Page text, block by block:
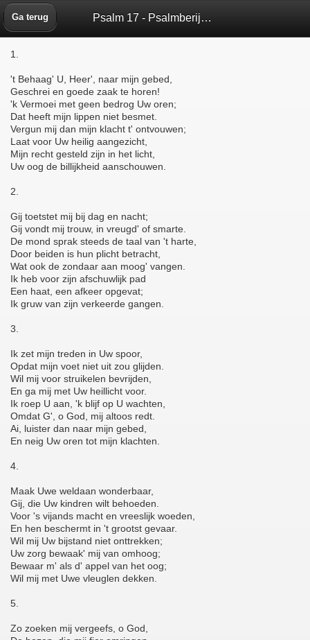
Ga terug Psalm 17 - Psalmberijming 1773 - Bijbelbox
1.
't Behaag' U, Heer', naar mijn gebed,
Geschrei en goede zaak te horen!
'k Vermoei met geen bedrog Uw oren;
Dat heeft mijn lippen niet besmet.
Vergun mij dan mijn klacht t' ontvouwen;
Laat voor Uw heilig aangezicht,
Mijn recht gesteld zijn in het licht,
Uw oog de billijkheid aanschouwen.
2.
Gij toetstet mij bij dag en nacht;
Gij vondt mij trouw, in vreugd' of smarte.
De mond sprak steeds de taal van 't harte,
Door beiden is hun plicht betracht,
Wat ook de zondaar aan moog' vangen.
Ik heb voor zijn afschuwlijk pad
Een haat, een afkeer opgevat;
Ik gruw van zijn verkeerde gangen.
3.
Ik zet mijn treden in Uw spoor,
Opdat mijn voet niet uit zou glijden.
Wil mij voor struikelen bevrijden,
En ga mij met Uw heillicht voor.
Ik roep U aan, 'k blijf op U wachten,
Omdat G', o God, mij altoos redt.
Ai, luister dan naar mijn gebed,
En neig Uw oren tot mijn klachten.
4.
Maak Uwe weldaan wonderbaar,
Gij, die Uw kindren wilt behoeden.
Voor 's vijands macht en vreeslijk woeden,
En hen beschermt in 't grootst gevaar.
Wil mij Uw bijstand niet onttrekken;
Uw zorg bewaak' mij van omhoog;
Bewaar m' als d' appel van het oog;
Wil mij met Uwe vleuglen dekken.
5.
Zo zoeken mij vergeefs, o God,